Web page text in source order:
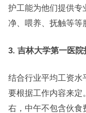
护工能为他们提供专
净、喂养、抚触等等
3. 吉林大学第一医
结合行业平均工资水
要根据工作内容来定
右，中午不包含伙食